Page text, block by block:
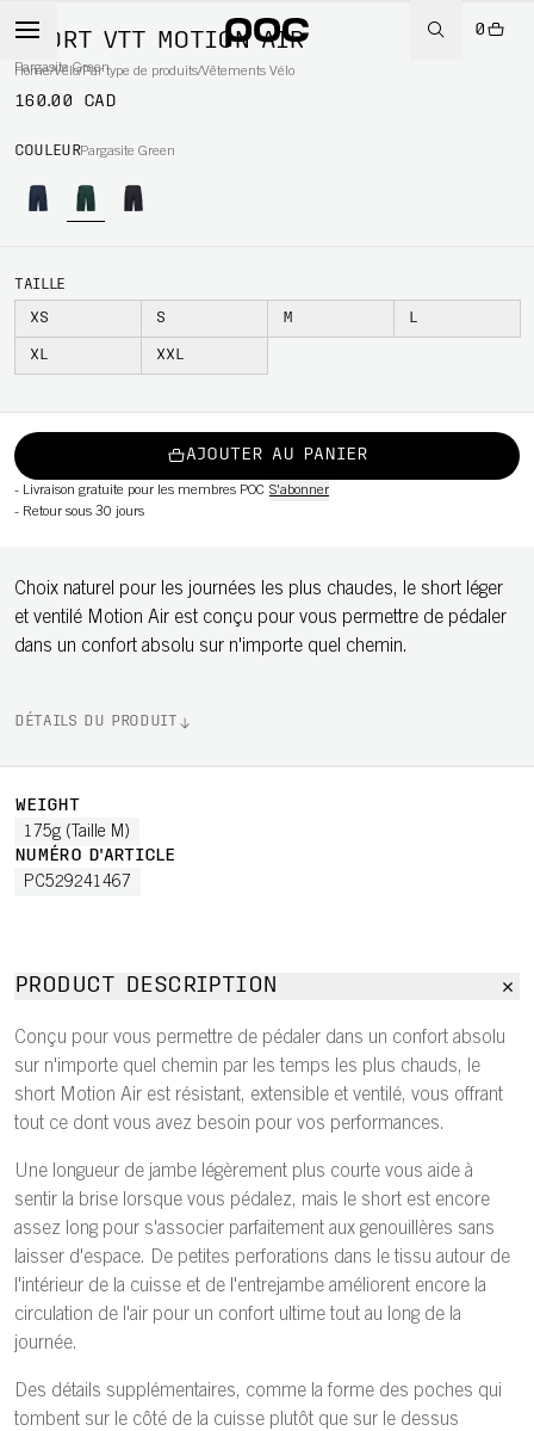
0
Home/Vélo/Par type de produits/Vêtements Vélo
SHORT VTT MOTION AIR
Pargasite Green
160.00 CAD
COULEURPargasite Green
TAILLE
XS S M L
XL XXL
AJOUTER AU PANIER
- Livraison gratuite pour les membres POC S'abonner
- Retour sous 30 jours
Choix naturel pour les journées les plus chaudes, le short léger
et ventilé Motion Air est conçu pour vous permettre de pédaler
dans un confort absolu sur n'importe quel chemin.
DÉTAILS DU PRODUIT
WEIGHT
175g (Taille M)
NUMÉRO D'ARTICLE
PC529241467
PRODUCT DESCRIPTION
Conçu pour vous permettre de pédaler dans un confort absolu
sur n'importe quel chemin par les temps les plus chauds, le
short Motion Air est résistant, extensible et ventilé, vous offrant
tout ce dont vous avez besoin pour vos performances.
Une longueur de jambe légèrement plus courte vous aide à
sentir la brise lorsque vous pédalez, mais le short est encore
assez long pour s'associer parfaitement aux genouillères sans
laisser d'espace. De petites perforations dans le tissu autour de
l'intérieur de la cuisse et de l'entrejambe améliorent encore la
circulation de l'air pour un confort ultime tout au long de la
journée.
Des détails supplémentaires, comme la forme des poches qui
tombent sur le côté de la cuisse plutôt que sur le dessus